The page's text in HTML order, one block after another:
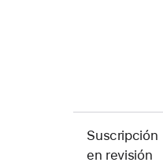
Suscripción
en revisión